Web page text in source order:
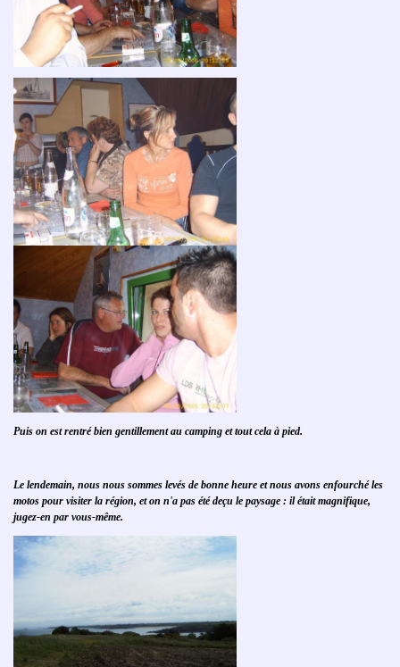
Puis on est rentré bien gentillement au camping et tout cela à pied.
Le lendemain, nous nous sommes levés de bonne heure et nous avons enfourché les
motos pour visiter la région, et on n'a pas été deçu le paysage : il était magnifique,
jugez-en par vous-même.